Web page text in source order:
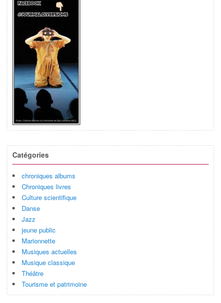
Catégories
chroniques albums
Chroniques livres
Culture scientifique
Danse
Jazz
jeune public
Marionnette
Musiques actuelles
Musique classique
Théâtre
Tourisme et patrimoine